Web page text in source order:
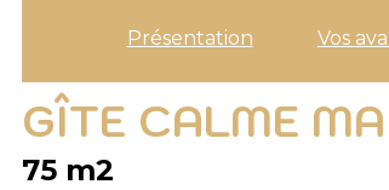
Présentation Vos
GÎTE CALME
75 m2